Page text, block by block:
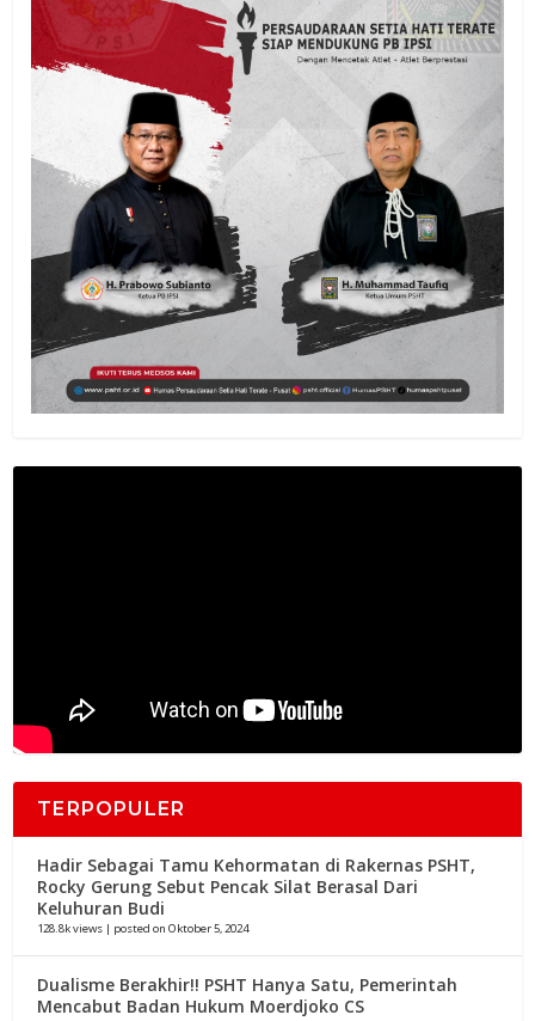
TERPOPULER
Hadir Sebagai Tamu Kehormatan di Rakernas PSHT,
Rocky Gerung Sebut Pencak Silat Berasal Dari
Keluhuran Budi
128.8k views | posted on Oktober 5, 2024
Dualisme Berakhir!! PSHT Hanya Satu, Pemerintah
Mencabut Badan Hukum Moerdjoko CS